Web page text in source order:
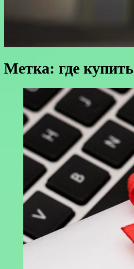
Метка: где купить